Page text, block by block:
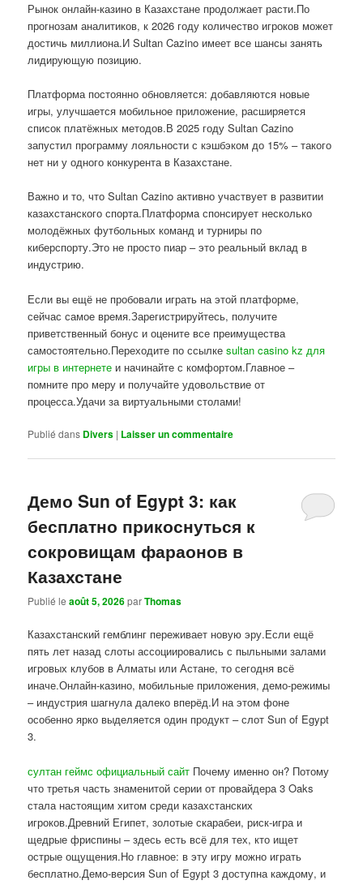
Рынок онлайн-казино в Казахстане продолжает расти.По
прогнозам аналитиков, к 2026 году количество игроков может
достичь миллиона.И Sultan Cazino имеет все шансы занять
лидирующую позицию.
Платформа постоянно обновляется: добавляются новые
игры, улучшается мобильное приложение, расширяется
список платёжных методов.В 2025 году Sultan Cazino
запустил программу лояльности с кэшбэком до 15% – такого
нет ни у одного конкурента в Казахстане.
Важно и то, что Sultan Cazino активно участвует в развитии
казахстанского спорта.Платформа спонсирует несколько
молодёжных футбольных команд и турниры по
киберспорту.Это не просто пиар – это реальный вклад в
индустрию.
Если вы ещё не пробовали играть на этой платформе,
сейчас самое время.Зарегистрируйтесь, получите
приветственный бонус и оцените все преимущества
самостоятельно.Переходите по ссылкеsultan casino kz для
игры в интернете и начинайте с комфортом.Главное –
помните про меру и получайте удовольствие от
процесса.Удачи за виртуальными столами!
Publié dans Divers | Laisser un commentaire
Демо Sun of Egypt 3: как
бесплатно прикоснуться к
сокровищам фараонов в
Казахстане
Publié leaoût 5, 2026parThomas
Казахстанский гемблинг переживает новую эру.Если ещё
пять лет назад слоты ассоциировались с пыльными залами
игровых клубов в Алматы или Астане, то сегодня всё
иначе.Онлайн-казино, мобильные приложения, демо-режимы
– индустрия шагнула далеко вперёд.И на этом фоне
особенно ярко выделяется один продукт – слот Sun of Egypt
3.
султан геймс официальный сайт Почему именно он? Потому
что третья часть знаменитой серии от провайдера 3 Oaks
стала настоящим хитом среди казахстанских
игроков.Древний Египет, золотые скарабеи, риск-игра и
щедрые фриспины – здесь есть всё для тех, кто ищет
острые ощущения.Но главное: в эту игру можно играть
бесплатно.Демо-версия Sun of Egypt 3 доступна каждому, и